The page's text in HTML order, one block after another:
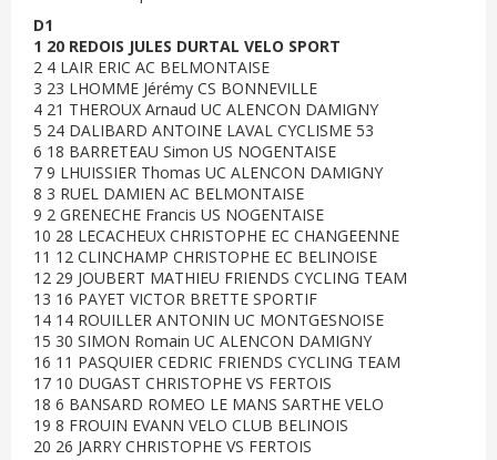
D1
1 20 REDOIS JULES DURTAL VELO SPORT
2 4 LAIR ERIC AC BELMONTAISE
3 23 LHOMME Jérémy CS BONNEVILLE
4 21 THEROUX Arnaud UC ALENCON DAMIGNY
5 24 DALIBARD ANTOINE LAVAL CYCLISME 53
6 18 BARRETEAU Simon US NOGENTAISE
7 9 LHUISSIER Thomas UC ALENCON DAMIGNY
8 3 RUEL DAMIEN AC BELMONTAISE
9 2 GRENECHE Francis US NOGENTAISE
10 28 LECACHEUX CHRISTOPHE EC CHANGEENNE
11 12 CLINCHAMP CHRISTOPHE EC BELINOISE
12 29 JOUBERT MATHIEU FRIENDS CYCLING TEAM
13 16 PAYET VICTOR BRETTE SPORTIF
14 14 ROUILLER ANTONIN UC MONTGESNOISE
15 30 SIMON Romain UC ALENCON DAMIGNY
16 11 PASQUIER CEDRIC FRIENDS CYCLING TEAM
17 10 DUGAST CHRISTOPHE VS FERTOIS
18 6 BANSARD ROMEO LE MANS SARTHE VELO
19 8 FROUIN EVANN VELO CLUB BELINOIS
20 26 JARRY CHRISTOPHE VS FERTOIS